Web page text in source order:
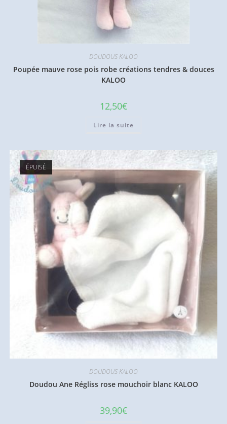
DOUDOUS KALOO
Poupée mauve rose pois robe créations tendres & douces
KALOO
12,50€
Lire la suite
ÉPUISÉ
DOUDOUS KALOO
Doudou Ane Régliss rose mouchoir blanc KALOO
39,90€